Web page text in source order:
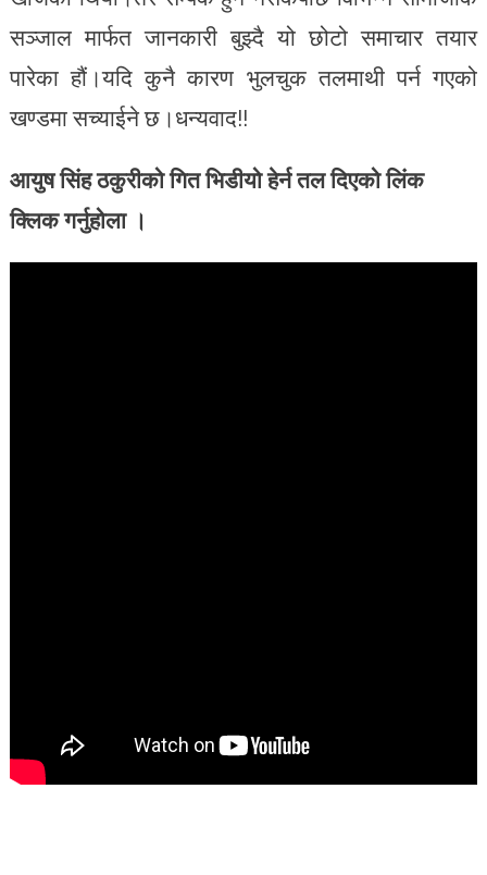
सञ्जाल मार्फत जानकारी बुझ्दै यो छोटो समाचार तयार
पारेका हौं।यदि कुनै कारण भुलचुक तलमाथी पर्न गएको
खण्डमा सच्याईने छ।धन्यवाद!!
आयुष सिंह ठकुरीको गित भिडीयो हेर्न तल दिएको लिंक
क्लिक गर्नुहोला ।